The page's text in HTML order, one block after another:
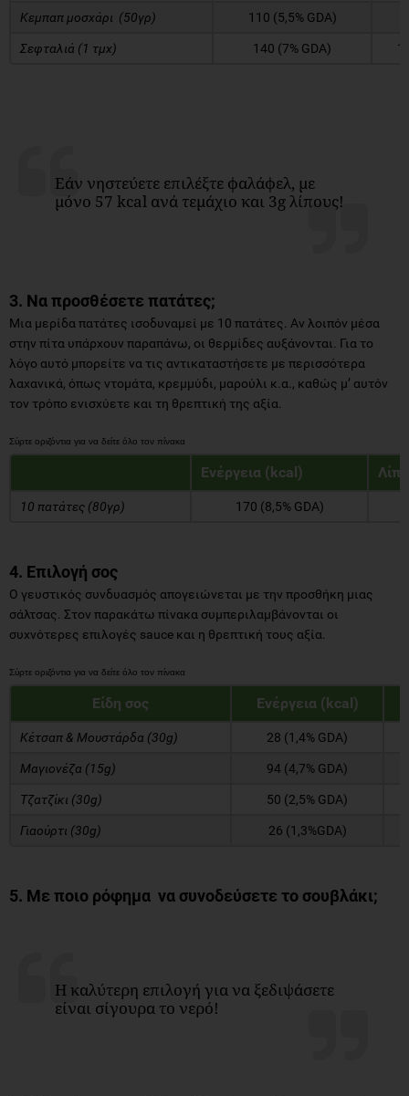
Κεμπαπ μοσχάρι (50γρ) 110 (5,5% GDA)
Σεφταλιά (1 τμχ) 140 (7% GDA)
Εάν νηστεύετε επιλέξτε φαλάφελ, με
μόνο 57 kcal ανά τεμάχιο και 3g λίπους!
3. Να προσθέσετε πατάτες;
Μια μερίδα πατάτες ισοδυναμεί με 10 πατάτες. Αν λοιπόν μέσα
στην πίτα υπάρχουν παραπάνω, οι θερμίδες αυξάνονται. Για το
λόγο αυτό μπορείτε να τις αντικαταστήσετε με περισσότερα
λαχανικά, όπως ντομάτα, κρεμμύδι, μαρούλι κ.α., καθώς μ’ αυτόν
τον τρόπο ενισχύετε και τη θρεπτική της αξία.
Ενέργεια (kcal)
10 πατάτες (80γρ) 170 (8,5% GDA)
4. Επιλογή σος
Ο γευστικός συνδυασμός απογειώνεται με την προσθήκη μιας
σάλτσας. Στον παρακάτω πίνακα συμπεριλαμβάνονται οι
συχνότερες επιλογές sauce και η θρεπτική τους αξία.
Είδη σος Ενέργεια (kcal)
Κέτσαπ & Μουστάρδα (30g) 28 (1,4% GDA)
Μαγιονέζα (15g) 94 (4,7% GDA)
Τζατζίκι (30g) 50 (2,5% GDA)
Γιαούρτι (30g) 26 (1,3%GDA)
5. Με ποιο ρόφημα να συνοδεύσετε το σουβλάκι;
Η καλύτερη επιλογή για να ξεδιψάσετε
είναι σίγουρα το νερό!